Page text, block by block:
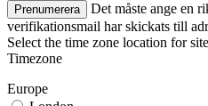
Prenumerera Det måste ange en
verifikationsmail har skickats till
Select the time zone location for
Timezone
Europe